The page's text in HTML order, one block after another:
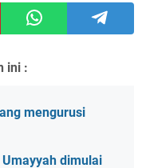
ini :
mengurusi
dimulai